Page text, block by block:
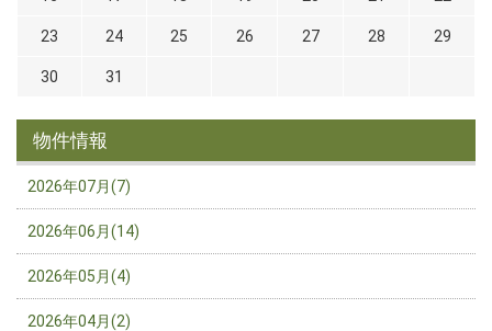
23 24 25 26 27 28 29
30 31
物件情報
2026年07月(7)
2026年06月(14)
2026年05月(4)
2026年04月(2)